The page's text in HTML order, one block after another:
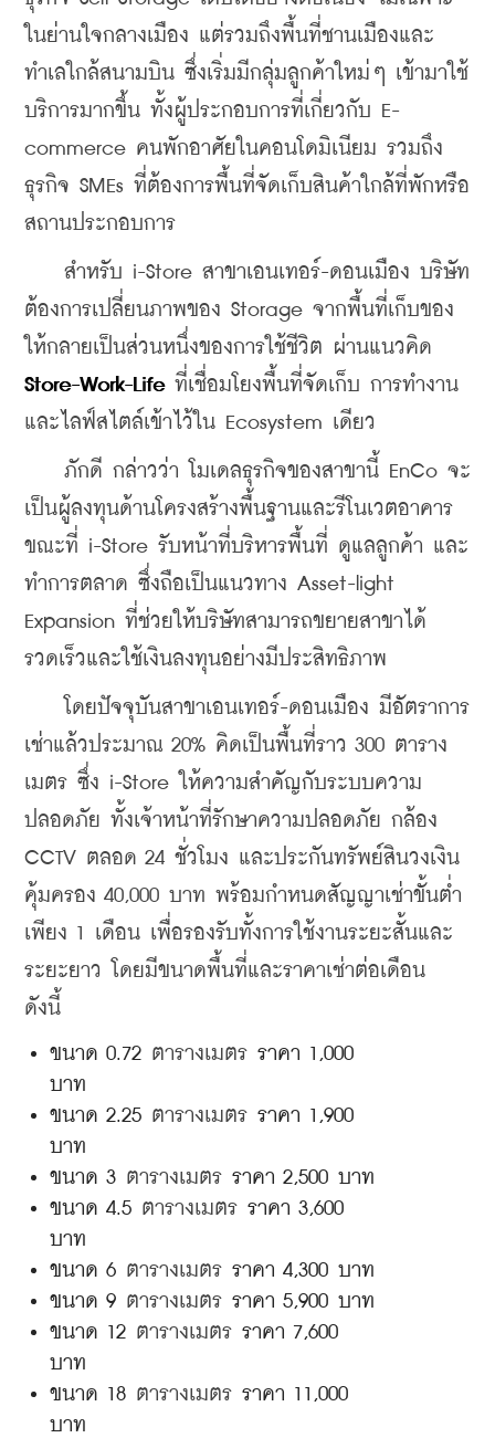
ในย่านใจกลางเมือง แต่รวมถึงพื้นที่ชานเมืองและ
ทำเลใกล้สนามบิน ซึ่งเริ่มมีกลุ่มลูกค้าใหม่ๆ เข้ามาใช้
บริการมากขึ้น ทั้งผู้ประกอบการที่เกี่ยวกับ E-
commerce คนพักอาศัยในคอนโดมิเนียม รวมถึง
ธุรกิจ SMEs ที่ต้องการพื้นที่จัดเก็บสินค้าใกล้ที่พักหรือ
สถานประกอบการ
สำหรับ i-Store สาขาเอนเทอร์-ดอนเมือง บริษัท
ต้องการเปลี่ยนภาพของ Storage จากพื้นที่เก็บของ
ให้กลายเป็นส่วนหนึ่งของการใช้ชีวิต ผ่านแนวคิด
Store-Work-Life ที่เชื่อมโยงพื้นที่จัดเก็บ การทำงาน
และไลฟ์สไตล์เข้าไว้ใน Ecosystem เดียว
ภักดี กล่าวว่า โมเดลธุรกิจของสาขานี้ EnCo จะ
เป็นผู้ลงทุนด้านโครงสร้างพื้นฐานและรีโนเวตอาคาร
ขณะที่ i-Store รับหน้าที่บริหารพื้นที่ ดูแลลูกค้า และ
ทำการตลาด ซึ่งถือเป็นแนวทาง Asset-light
Expansion ที่ช่วยให้บริษัทสามารถขยายสาขาได้
รวดเร็วและใช้เงินลงทุนอย่างมีประสิทธิภาพ
โดยปัจจุบันสาขาเอนเทอร์-ดอนเมือง มีอัตราการ
เช่าแล้วประมาณ 20% คิดเป็นพื้นที่ราว 300 ตาราง
เมตร ซึ่ง i-Store ให้ความสำคัญกับระบบความ
ปลอดภัย ทั้งเจ้าหน้าที่รักษาความปลอดภัย กล้อง
CCTV ตลอด 24 ชั่วโมง และประกันทรัพย์สินวงเงิน
คุ้มครอง 40,000 บาท พร้อมกำหนดสัญญาเช่าขั้นต่ำ
เพียง 1 เดือน เพื่อรองรับทั้งการใช้งานระยะสั้นและ
ระยะยาว โดยมีขนาดพื้นที่และราคาเช่าต่อเดือน
ดังนี้
ขนาด 0.72 ตารางเมตร ราคา 1,000
บาท
ขนาด 2.25 ตารางเมตร ราคา 1,900
บาท
ขนาด 3 ตารางเมตร ราคา 2,500 บาท
ขนาด 4.5 ตารางเมตร ราคา 3,600
บาท
ขนาด 6 ตารางเมตร ราคา 4,300 บาท
ขนาด 9 ตารางเมตร ราคา 5,900 บาท
ขนาด 12 ตารางเมตร ราคา 7,600
บาท
ขนาด 18 ตารางเมตร ราคา 11,000
บาท